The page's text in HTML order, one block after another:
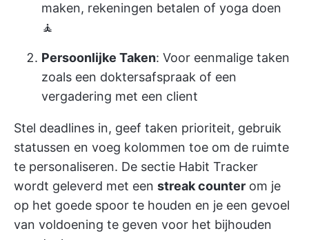
maken, rekeningen betalen of yoga doen
🧘
Persoonlijke Taken: Voor eenmalige taken
zoals een doktersafspraak of een
vergadering met een client
Stel deadlines in, geef taken prioriteit, gebruik
statussen en voeg kolommen toe om de ruimte
te personaliseren. De sectie Habit Tracker
wordt geleverd met een streak counter om je
op het goede spoor te houden en je een gevoel
van voldoening te geven voor het bijhouden